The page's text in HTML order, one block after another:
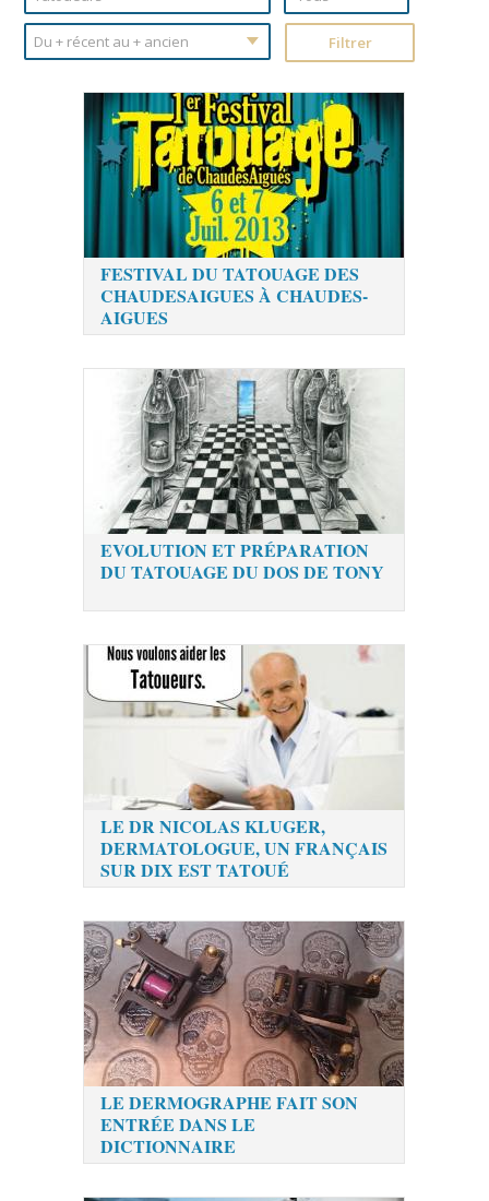
FESTIVAL DU TATOUAGE DES
CHAUDESAIGUES À CHAUDES-
AIGUES
EVOLUTION ET PRÉPARATION
DU TATOUAGE DU DOS DE TONY
LE DR NICOLAS KLUGER,
DERMATOLOGUE, UN FRANÇAIS
SUR DIX EST TATOUÉ
LE DERMOGRAPHE FAIT SON
ENTRÉE DANS LE
DICTIONNAIRE